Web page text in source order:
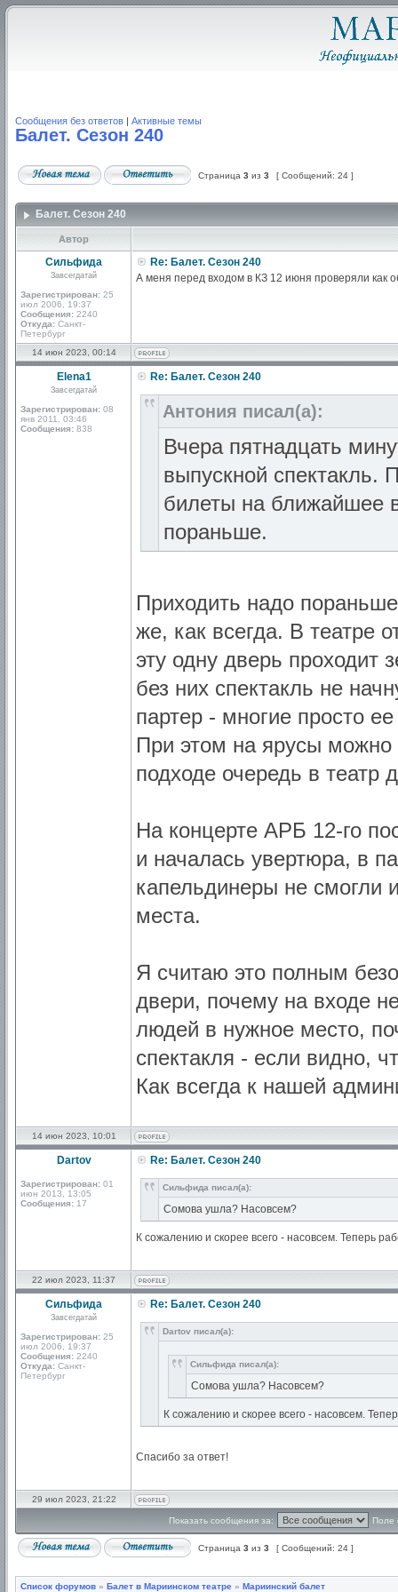
Сообщения без ответов | Активные темы
Балет. Сезон 240
Страница 3 из 3 [ Сообщений: 24 ]
Балет. Сезон 240
Автор
Сильфида
Завсегдатай
Зарегистрирован: 25
июл 2006, 19:37
Сообщения: 2240
Откуда: Санкт-
Петербург
Re: Балет. Сезон 240
А меня перед входом в КЗ 12 июня проверяли как
14 июн 2023, 00:14
Elena1
Завсегдатай
Зарегистрирован: 08
янв 2011, 03:46
Сообщения: 838
Re: Балет. Сезон 240
Антония писал(а):
Вчера пятнадцать
выпускной
билеты на ближайшее
пораньше.
Приходить надо
же, как всегда. В театре
эту одну дверь проходит
без них спектакль не
партер - многие просто
При этом на ярусы можно
подходе очередь в театр
На концерте АРБ 12-го
и началась увертюра, в
капельдинеры не смогли
места.
Я считаю это полным
двери, почему на входе
людей в нужное место,
спектакля - если видно,
Как всегда к нашей
14 июн 2023, 10:01
Dartov
Зарегистрирован: 01
июн 2013, 13:05
Сообщения: 17
Re: Балет. Сезон 240
Сильфида писал(а):
Сомова ушла? Насовсем?
К сожалению и скорее всего - насовсем. Теперь
22 июл 2023, 11:37
Сильфида
Завсегдатай
Зарегистрирован: 25
июл 2006, 19:37
Сообщения: 2240
Откуда: Санкт-
Петербург
Re: Балет. Сезон 240
Dartov писал(а):
Сильфида писал(а):
Сомова ушла? Насовсем?
К сожалению и скорее всего - насовсем.
Спасибо за ответ!
29 июл 2023, 21:22
Показать сообщения за: Поле
Страница 3 из 3 [ Сообщений: 24 ]
Список форумов » Балет в Мариинском театре » Мариинский балет